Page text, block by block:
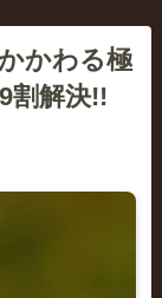
かわる極
割解決!!